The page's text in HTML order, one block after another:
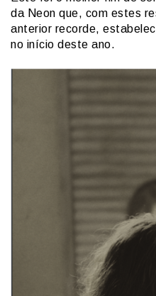
da Neon que, com estes
anterior recorde,
no início deste ano.